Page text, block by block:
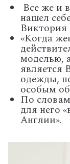
Все же и
нашел
Виктория
«Когда
моделью,
является
одежды,
особым
По
для него
Англии».